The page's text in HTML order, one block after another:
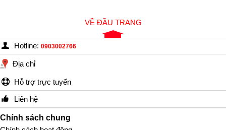
VỀ ĐẦU TRANG
Hotline: 0903002766
Địa chỉ
Hỗ trợ trực tuyến
Liên hệ
Chính sách chung